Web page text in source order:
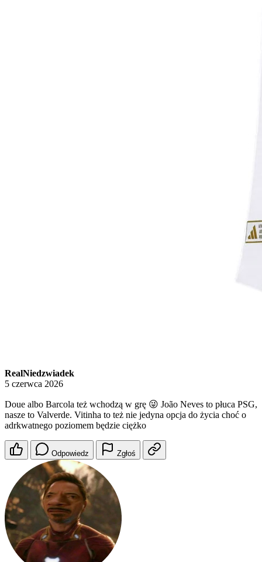
RealNiedzwiadek
5 czerwca 2026
Doue albo Barcola też wchodzą w grę 😜 João Neves to płuca PSG,
nasze to Valverde. Vitinha to też nie jedyna opcja do życia choć o
adrkwatnego poziomem będzie ciężko
Odpowiedz Zgłoś